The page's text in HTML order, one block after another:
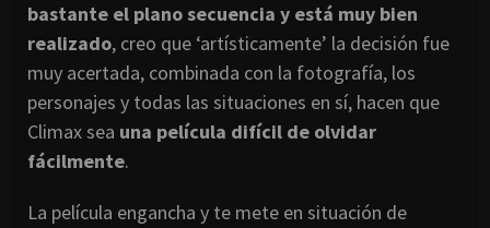
bastante el plano secuencia y está muy bien
realizado, creo que ‘artísticamente’ la decisión fue
muy acertada, combinada con la fotografía, los
personajes y todas las situaciones en sí, hacen que
Climax sea una película difícil de olvidar
fácilmente.
La película engancha y te mete en situación de